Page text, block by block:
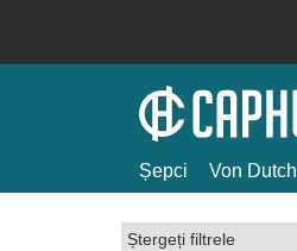
Șepci Von Dutch
Ștergeți filtrele